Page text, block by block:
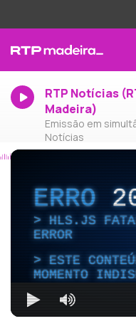
RTP Notícias
Madeira)
Emissão em
Notícias
ERRO
HLS.JS
ERROR
ESTE
MOMENTO